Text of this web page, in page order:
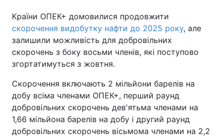
Країни ОПЕК+ домовилися продовжити
скорочення видобутку нафти до 2025 року, але
залишили можливість для добровільних
скорочень з боку восьми членів, які поступово
згортатимуться з жовтня.
Скорочення включають 2 мільйони барелів на
добу всіма членами ОПЕК+, перший раунд
добровільних скорочень дев'ятьма членами на
1,66 мільйона барелів на добу і другий раунд
добровільних скорочень вісьмома членами на 2,2